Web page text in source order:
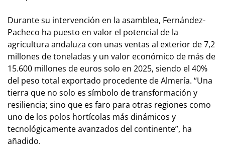
Durante su intervención en la asamblea, Fernández-
Pacheco ha puesto en valor el potencial de la
agricultura andaluza con unas ventas al exterior de 7,2
millones de toneladas y un valor económico de más de
15.600 millones de euros solo en 2025, siendo el 40%
del peso total exportado procedente de Almería. “Una
tierra que no solo es símbolo de transformación y
resiliencia; sino que es faro para otras regiones como
uno de los polos hortícolas más dinámicos y
tecnológicamente avanzados del continente”, ha
añadido.